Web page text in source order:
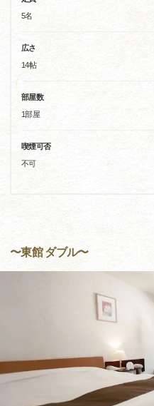
5名
広さ
14帖
部屋数
1部屋
喫煙可否
不可
〜東館 ダブル〜